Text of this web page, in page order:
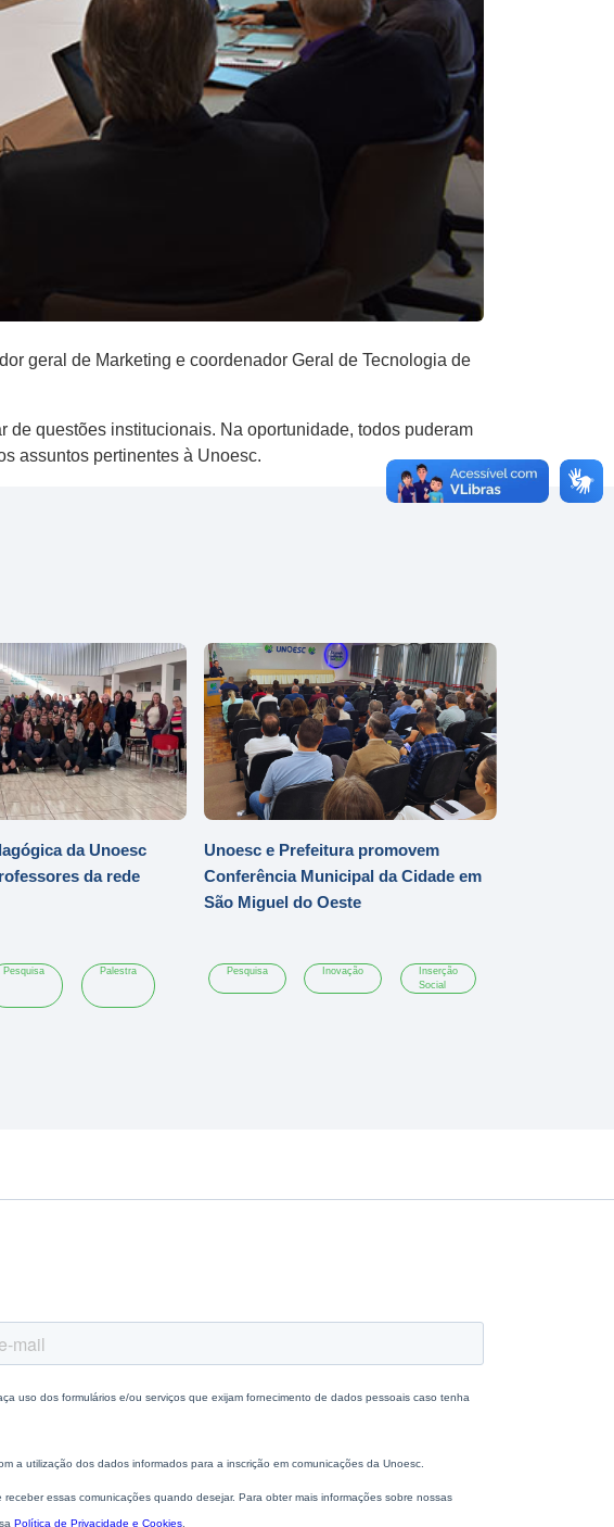
geral de Marketing e coordenador Geral de Tecnologia de
questões institucionais. Na oportunidade, todos puderam
assuntos pertinentes à Unoesc.
da Unoesc
da rede
Pesquisa Palestra
Unoesc e Prefeitura promovem
Conferência Municipal da Cidade em
São Miguel do Oeste
Pesquisa Inovação
Inserção
Social